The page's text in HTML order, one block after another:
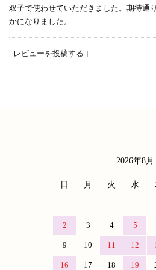
双子で使わせていただきました。期待通
かになりました。
[ レビューを投稿する ]
2026年8月
日 月 火 水
2 3 4 5
9 10 11 12
16 17 18 19